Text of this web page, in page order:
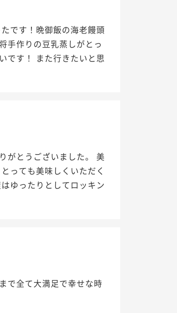
です！晩御飯の海老饅頭
手作りの豆乳蒸しがとっ
です！ また行きたいと思
がとうございました。 美
っても美味しくいただく
ゆったりとしてロッキン
で全て大満足で幸せな時